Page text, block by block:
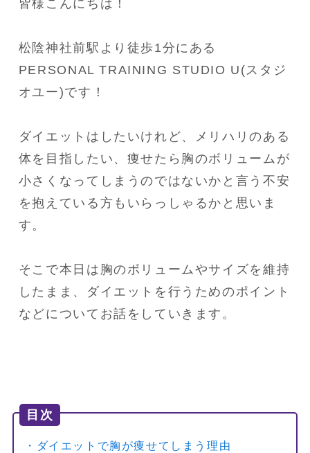
皆様こんにちは！
松陰神社前駅より徒歩1分にある
PERSONAL TRAINING STUDIO U(スタジ
オユー)です！
ダイエットはしたいけれど、メリハリのある
体を目指したい、痩せたら胸のボリュームが
小さくなってしまうのではないかと言う不安
を抱えている方もいらっしゃるかと思いま
す。
そこで本日は胸のボリュームやサイズを維持
したまま、ダイエットを行うためのポイント
などについてお話をしていきます。
目次
・ダイエットで胸が痩せてしまう理由